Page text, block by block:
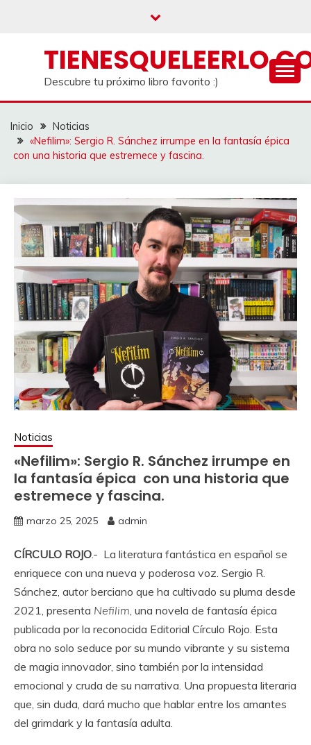
Descubre tu próximo libro favorito :)
Inicio
Noticias
«Nefilim»: Sergio R. Sánchez irrumpe en la fantasía épica
con una historia que estremece y fascina.
Noticias
«Nefilim»: Sergio R. Sánchez irrumpe en
la fantasía épica con una historia que
estremece y fascina.
marzo 25, 2025 admin
CÍRCULO ROJO.- La literatura fantástica en español se
enriquece con una nueva y poderosa voz. Sergio R.
Sánchez, autor berciano que ha cultivado su pluma desde
2021, presenta Nefilim, una novela de fantasía épica
publicada por la reconocida Editorial Círculo Rojo. Esta
obra no solo seduce por su mundo vibrante y su sistema
de magia innovador, sino también por la intensidad
emocional y cruda de su narrativa. Una propuesta literaria
que, sin duda, dará mucho que hablar entre los amantes
del grimdark y la fantasía adulta.